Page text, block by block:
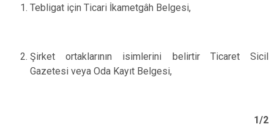
Tebligat için Ticari İkametgâh Belgesi,
Şirket ortaklarının isimlerini belirtir Ticaret Sicil
Gazetesi veya Oda Kayıt Belgesi,
1/2